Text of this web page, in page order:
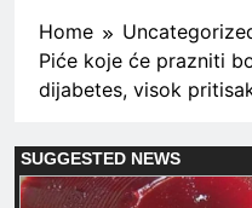
Home
Piće koje će prazniti
dijabetes, visok